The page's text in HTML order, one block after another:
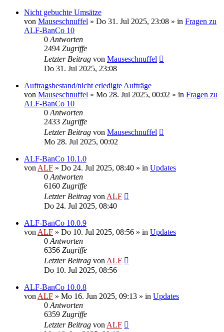
Nicht gebuchte Umsätze
von Mauseschnuffel » Do 31. Jul 2025, 23:08 » in Fragen zu
ALF-BanCo 10
0 Antworten
2494 Zugriffe
Letzter Beitrag von Mauseschnuffel
Do 31. Jul 2025, 23:08
Auftragsbestand/nicht erledigte Aufträge
von Mauseschnuffel » Mo 28. Jul 2025, 00:02 » in Fragen zu
ALF-BanCo 10
0 Antworten
2433 Zugriffe
Letzter Beitrag von Mauseschnuffel
Mo 28. Jul 2025, 00:02
ALF-BanCo 10.1.0
von ALF » Do 24. Jul 2025, 08:40 » in Updates
0 Antworten
6160 Zugriffe
Letzter Beitrag von ALF
Do 24. Jul 2025, 08:40
ALF-BanCo 10.0.9
von ALF » Do 10. Jul 2025, 08:56 » in Updates
0 Antworten
6356 Zugriffe
Letzter Beitrag von ALF
Do 10. Jul 2025, 08:56
ALF-BanCo 10.0.8
von ALF » Mo 16. Jun 2025, 09:13 » in Updates
0 Antworten
6359 Zugriffe
Letzter Beitrag von ALF